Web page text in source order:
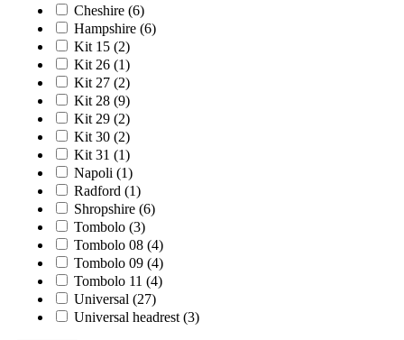
Cheshire (6)
Hampshire (6)
Kit 15 (2)
Kit 26 (1)
Kit 27 (2)
Kit 28 (9)
Kit 29 (2)
Kit 30 (2)
Kit 31 (1)
Napoli (1)
Radford (1)
Shropshire (6)
Tombolo (3)
Tombolo 08 (4)
Tombolo 09 (4)
Tombolo 11 (4)
Universal (27)
Universal headrest (3)